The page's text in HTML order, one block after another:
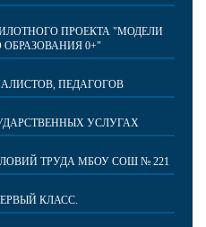
ПРОЕКТА "МОДЕЛИ
0+"
ПЕДАГОГОВ
УСЛУГАХ
ТРУДА МБОУ СОШ № 221
КЛАСС.